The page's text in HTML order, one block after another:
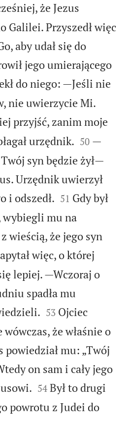
że Jezus
Galilei. Przyszedł więc
aby udał się do
jego umierającego
do niego: —Jeśli nie
nie uwierzycie Mi.
przyjść, zanim moje
urzędnik. 

50 —
syn będzie żył—
Urzędnik uwierzył
i odszedł. 

51 Gdy był
wybiegli mu na
wieścią, że jego syn
więc, o której
lepiej. —Wczoraj o
spadła mu


53 Ojciec
że właśnie o
powiedział mu: „Twój
on sam i cały jego


54 Był to drugi
powrotu z Judei do